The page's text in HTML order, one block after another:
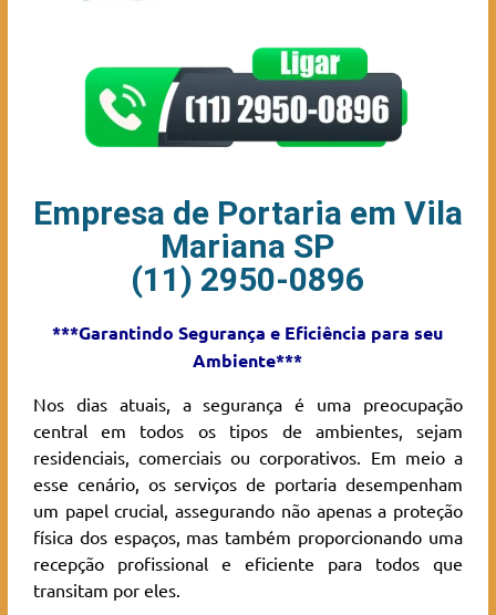
Empresa de Portaria em Vila
Mariana SP
(11) 2950-0896
***Garantindo Segurança e Eficiência para seu
Ambiente***
Nos dias atuais, a segurança é uma preocupação
central em todos os tipos de ambientes, sejam
residenciais, comerciais ou corporativos. Em meio a
esse cenário, os serviços de portaria desempenham
um papel crucial, assegurando não apenas a proteção
física dos espaços, mas também proporcionando uma
recepção profissional e eficiente para todos que
transitam por eles.